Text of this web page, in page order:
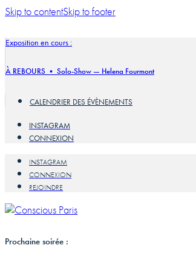
Skip to contentSkip to footer
Exposition en cours :
À REBOURS • Solo-Show — Helena Fourmont
CALENDRIER DES ÉVÈNEMENTS
INSTAGRAM
CONNEXION
INSTAGRAM
CONNEXION
REJOINDRE
Prochaine soirée :